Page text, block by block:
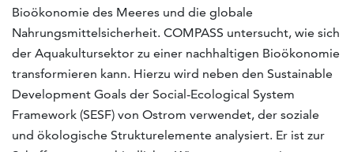
Bioökonomie des Meeres und die globale
Nahrungsmittelsicherheit. COMPASS untersucht, wie sich
der Aquakultursektor zu einer nachhaltigen Bioökonomie
transformieren kann. Hierzu wird neben den Sustainable
Development Goals der Social-Ecological System
Framework (SESF) von Ostrom verwendet, der soziale
und ökologische Strukturelemente analysiert. Er ist zur